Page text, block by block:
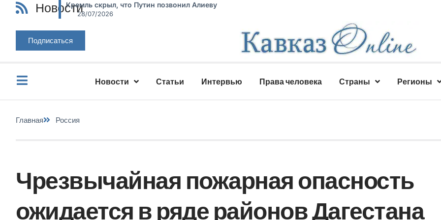
НовостиКремль скрыл, что Путин позвонил Алиеву
28/07/2026
Подписаться
Новости Статьи Интервью Права человека Страны Регионы
Главная Россия
Чрезвычайная пожарная опасность
ожидается в ряде районов Дагестана